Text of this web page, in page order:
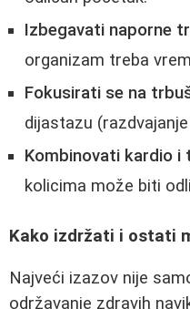
Izbegavati naporne
organizam treba
Fokusirati se na
dijastazu
Kombinovati kardio i
kolicima može biti
Kako izdržati i ostati
Najveći izazov nije
održavanje zdravih